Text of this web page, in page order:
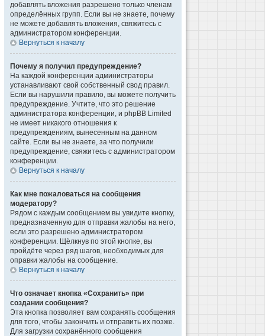
добавлять вложения разрешено только членам
определённых групп. Если вы не знаете, почему
не можете добавлять вложения, свяжитесь с
администратором конференции.
Вернуться к началу
Почему я получил предупреждение?
На каждой конференции администраторы
устанавливают свой собственный свод правил.
Если вы нарушили правило, вы можете получить
предупреждение. Учтите, что это решение
администратора конференции, и phpBB Limited
не имеет никакого отношения к
предупреждениям, вынесенным на данном
сайте. Если вы не знаете, за что получили
предупреждение, свяжитесь с администратором
конференции.
Вернуться к началу
Как мне пожаловаться на сообщения
модератору?
Рядом с каждым сообщением вы увидите кнопку,
предназначенную для отправки жалобы на него,
если это разрешено администратором
конференции. Щёлкнув по этой кнопке, вы
пройдёте через ряд шагов, необходимых для
оправки жалобы на сообщение.
Вернуться к началу
Что означает кнопка «Сохранить» при
создании сообщения?
Эта кнопка позволяет вам сохранять сообщения
для того, чтобы закончить и отправить их позже.
Для загрузки сохранённого сообщения